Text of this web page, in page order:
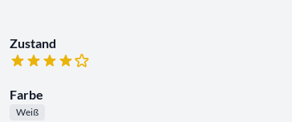
Zustand
Farbe
Weiß